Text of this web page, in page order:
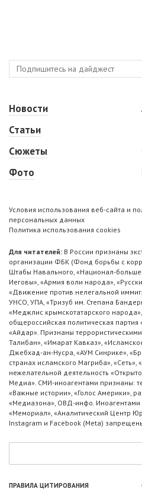
Новости
Статьи
Сюжеты
Фото
Условия использования веб-сайта и
персональных данных
Политика использования cookies
Для читателей: В России признаны
организации ФБК (Фонд борьбы с
Штабы Навального, «Национал-
Иеговы», «Армия воли народа»,
«Движение против нелегальной
УНСО, УПА, «Тризуб им. Степана
«Меджлис крымскотатарского
общероссийская политическая партия
«Айдар». Признаны
Талибан», «Имарат Кавказ»,
Джебхад-ан-Нусра, «АУМ Синрике»,
странах исламского Магриба»,
нежелательной деятельность
Медиа». СМИ-иноагентами признаны:
«Важные истории», «Голос Америки»,
«Медиазона», ОВД-инфо.
«Мемориал», «Аналитический Центр
Instagram и Facebook (Metа)
ПРАВИЛА ЦИТИРОВАНИЯ